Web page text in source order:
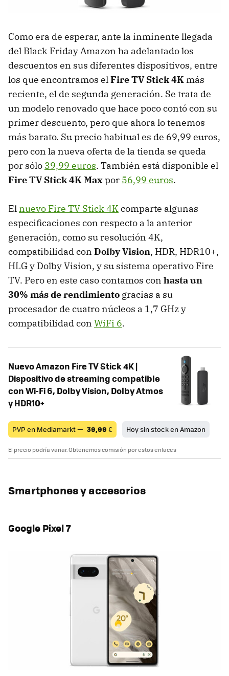
Como era de esperar, ante la inminente llegada
del Black Friday Amazon ha adelantado los
descuentos en sus diferentes dispositivos, entre
los que encontramos elFire TV Stick 4K más
reciente, el de segunda generación. Se trata de
un modelo renovado que hace poco contó con su
primer descuento, pero que ahora lo tenemos
más barato. Su precio habitual es de 69,99 euros,
pero con la nueva oferta de la tienda se queda
por sólo 39,99 euros. También está disponible el
Fire TV Stick 4K Maxpor 56,99 euros.
Elnuevo Fire TV Stick 4Kcomparte algunas
especificaciones con respecto a la anterior
generación, como su resolución 4K,
compatibilidad con Dolby Vision, HDR, HDR10+,
HLG y Dolby Vision, y su sistema operativo Fire
TV. Pero en este caso contamos con hasta un
30% más de rendimiento gracias a su
procesador de cuatro núcleos a 1,7 GHz y
compatibilidad con WiFi 6.
Nuevo Amazon Fire TV Stick 4K |
Dispositivo de streaming compatible
con Wi-Fi 6, Dolby Vision, Dolby Atmos
y HDR10+
PVP en Mediamarkt — 39,99 € Hoy sin stock en Amazon
El precio podría variar. Obtenemos comisión por estos enlaces
Smartphones y accesorios
Google Pixel 7